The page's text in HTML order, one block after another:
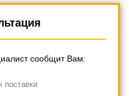
сообщит Вам:
поставки